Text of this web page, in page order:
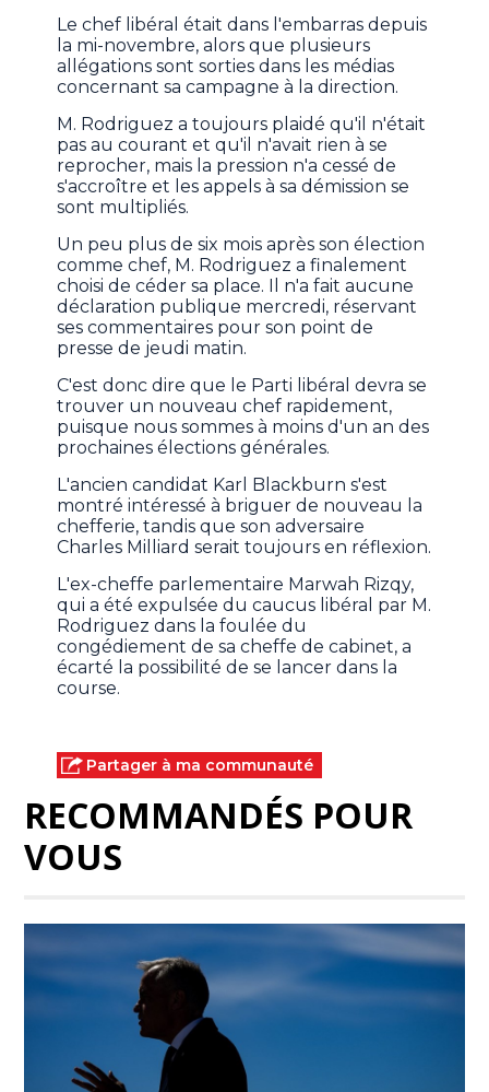
Le chef libéral était dans l'embarras depuis
la mi-novembre, alors que plusieurs
allégations sont sorties dans les médias
concernant sa campagne à la direction.
M. Rodriguez a toujours plaidé qu'il n'était
pas au courant et qu'il n'avait rien à se
reprocher, mais la pression n'a cessé de
s'accroître et les appels à sa démission se
sont multipliés.
Un peu plus de six mois après son élection
comme chef, M. Rodriguez a finalement
choisi de céder sa place. Il n'a fait aucune
déclaration publique mercredi, réservant
ses commentaires pour son point de
presse de jeudi matin.
C'est donc dire que le Parti libéral devra se
trouver un nouveau chef rapidement,
puisque nous sommes à moins d'un an des
prochaines élections générales.
L'ancien candidat Karl Blackburn s'est
montré intéressé à briguer de nouveau la
chefferie, tandis que son adversaire
Charles Milliard serait toujours en réflexion.
L'ex-cheffe parlementaire Marwah Rizqy,
qui a été expulsée du caucus libéral par M.
Rodriguez dans la foulée du
congédiement de sa cheffe de cabinet, a
écarté la possibilité de se lancer dans la
course.
Partager à ma communauté
RECOMMANDÉS POUR
VOUS